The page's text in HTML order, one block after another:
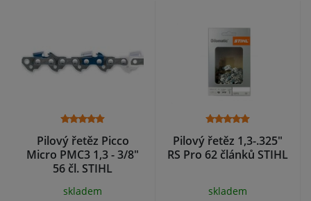
Pilový řetěz Picco
Micro PMC3 1,3 - 3/8"
56 čl. STIHL
skladem
Pilový řetěz 1,3-.325"
RS Pro 62 článků STIHL
skladem